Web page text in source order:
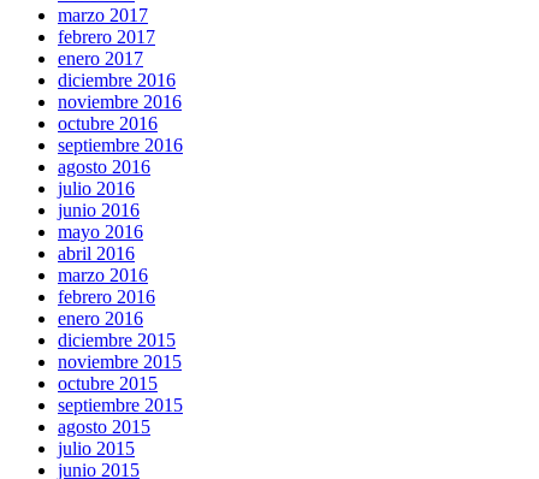
marzo 2017
febrero 2017
enero 2017
diciembre 2016
noviembre 2016
octubre 2016
septiembre 2016
agosto 2016
julio 2016
junio 2016
mayo 2016
abril 2016
marzo 2016
febrero 2016
enero 2016
diciembre 2015
noviembre 2015
octubre 2015
septiembre 2015
agosto 2015
julio 2015
junio 2015